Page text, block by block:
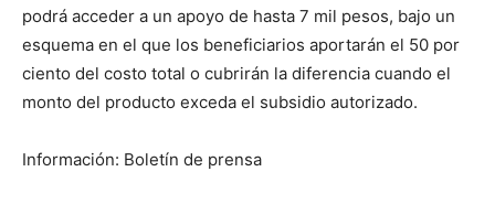
podrá acceder a un apoyo de hasta 7 mil pesos, bajo un
esquema en el que los beneficiarios aportarán el 50 por
ciento del costo total o cubrirán la diferencia cuando el
monto del producto exceda el subsidio autorizado.
Información: Boletín de prensa